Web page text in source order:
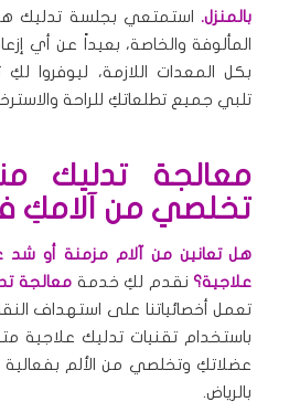
بالمنزل. استمتعي بجلسة تدليك
المألوفة والخاصة، بعيداً عن أي
بكل المعدات اللازمة، ليوفروا
تلبي جميع تطلعاتكِ للراحة
معالجة تدليك
تخلصي من آلامكِ
هل تعانين من آلام مزمنة أو
علاجية؟ نقدم لكِ خدمة معالجة
تعمل أخصائياتنا على استهداف
باستخدام تقنيات تدليك علاجية
عضلاتكِ وتخلصي من الألم
بالرياض.